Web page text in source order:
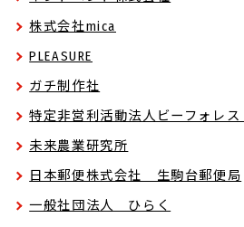
株式会社mica
PLEASURE
ガチ制作社
特定非営利活動法人ビーフォレス
未来農業研究所
日本郵便株式会社 生駒台郵便局
一般社団法人 ひらく